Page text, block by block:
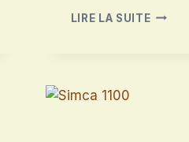
LIRE LA SUITESIMCA